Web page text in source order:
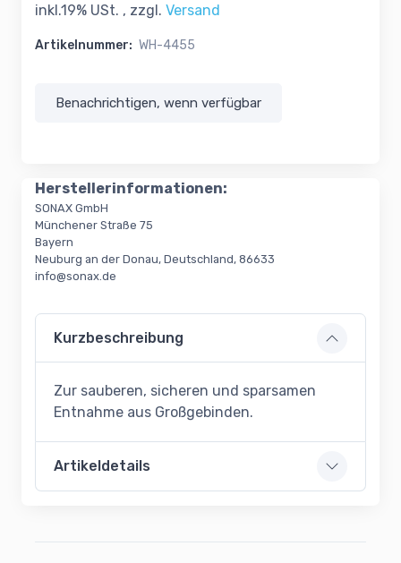
inkl.19% USt. , zzgl. Versand
Artikelnummer: WH-4455
Benachrichtigen, wenn verfügbar
Herstellerinformationen:
SONAX GmbH
Münchener Straße 75
Bayern
Neuburg an der Donau, Deutschland, 86633
info@sonax.de
Kurzbeschreibung
Zur sauberen, sicheren und sparsamen
Entnahme aus Großgebinden.
Artikeldetails